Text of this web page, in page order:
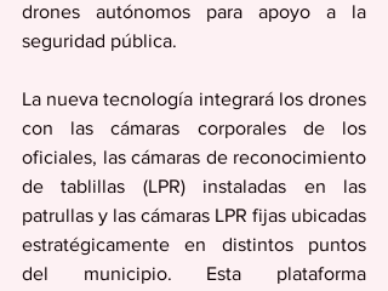
drones autónomos para apoyo a la
seguridad pública.
La nueva tecnología integrará los drones
con las cámaras corporales de los
oficiales, las cámaras de reconocimiento
de tablillas (LPR) instaladas en las
patrullas y las cámaras LPR fijas ubicadas
estratégicamente en distintos puntos
del municipio. Esta plataforma